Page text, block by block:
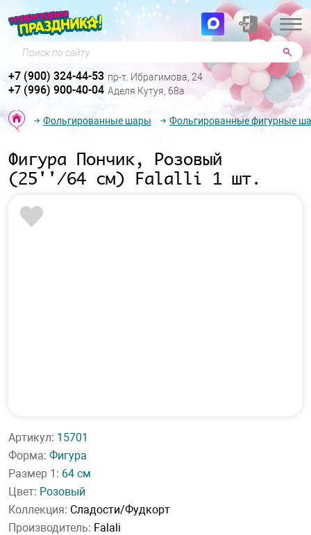
Поиск по сайту
+7 (900) 324-44-53 пр-т. Ибрагимова, 24
+7 (996) 900-40-04 Аделя Кутуя, 68а
Фольгированные шары Фольгированные фигурные
Фигура Пончик, Розовый
(25''/64 см) Falalli 1 шт.
Артикул: 15701
Форма: Фигура
Размер 1: 64 см
Цвет: Розовый
Коллекция: Сладости/Фудкорт
Производитель: Falali